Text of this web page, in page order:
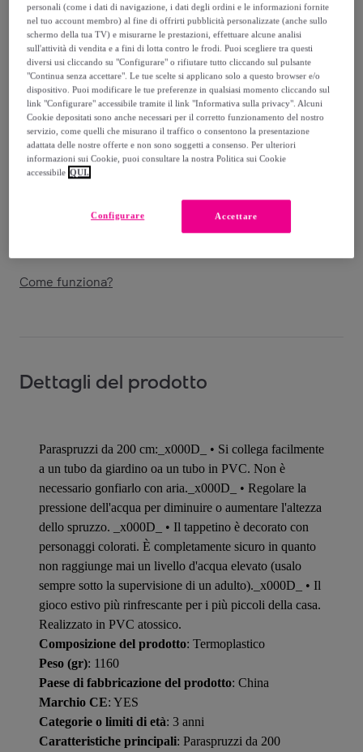
89,00 €
-74%
Venduto daEMPRENDIMIENTOS URBANOS
Consegna
20/08
Come funziona?
Dettagli del prodotto
Paraspruzzi da 200 cm:_x000D_ • Si collega facilmente
a un tubo da giardino oa un tubo in PVC. Non è
necessario gonfiarlo con aria._x000D_ • Regolare la
pressione dell'acqua per diminuire o aumentare l'altezza
dello spruzzo. _x000D_ • Il tappetino è decorato con
personaggi colorati. È completamente sicuro in quanto
non raggiunge mai un livello d'acqua elevato (usalo
sempre sotto la supervisione di un adulto)._x000D_ • Il
gioco estivo più rinfrescante per i più piccoli della casa.
Realizzato in PVC atossico.
Composizione del prodotto: Termoplastico
Peso (gr): 1160
Paese di fabbricazione del prodotto: China
Marchio CE: YES
Categorie o limiti di età: 3 anni
Caratteristiche principali: Paraspruzzi da 200
personali (come i dati di navigazione, i dati degli ordini e le informazioni fornite
nel tuo account membro) al fine di offrirti pubblicità personalizzate (anche sullo
schermo della tua TV) e misurarne le prestazioni, effettuare alcune analisi
sull'attività di vendita e a fini di lotta contro le frodi. Puoi scegliere tra questi
diversi usi cliccando su "Configurare" o rifiutare tutto cliccando sul pulsante
"Continua senza accettare". Le tue scelte si applicano solo a questo browser e/o
dispositivo. Puoi modificare le tue preferenze in qualsiasi momento cliccando sul
link "Configurare" accessibile tramite il link "Informativa sulla privacy". Alcuni
Cookie depositati sono anche necessari per il corretto funzionamento del nostro
servizio, come quelli che misurano il traffico o consentono la presentazione
adattata delle nostre offerte e non sono soggetti a consenso. Per ulteriori
informazioni sui Cookie, puoi consultare la nostra Politica sui Cookie
accessibile QUI.
Accettare
Configurare